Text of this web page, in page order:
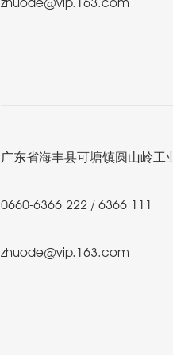
广东省海丰县可塘镇圆山岭工
0660-6366 222 / 6366 111
zhuode@vip.163.com